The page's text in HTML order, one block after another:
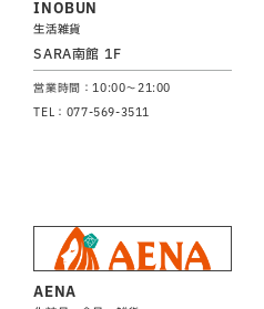
INOBUN
生活雑貨
SARA南館 1F
営業時間：10:00～21:00
TEL：077-569-3511
AENA